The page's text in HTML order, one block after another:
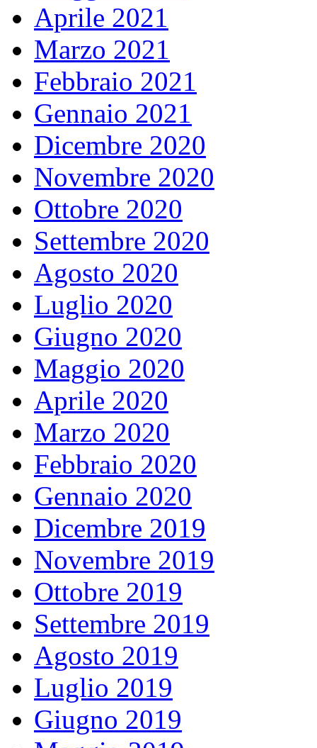
Aprile 2021
Marzo 2021
Febbraio 2021
Gennaio 2021
Dicembre 2020
Novembre 2020
Ottobre 2020
Settembre 2020
Agosto 2020
Luglio 2020
Giugno 2020
Maggio 2020
Aprile 2020
Marzo 2020
Febbraio 2020
Gennaio 2020
Dicembre 2019
Novembre 2019
Ottobre 2019
Settembre 2019
Agosto 2019
Luglio 2019
Giugno 2019